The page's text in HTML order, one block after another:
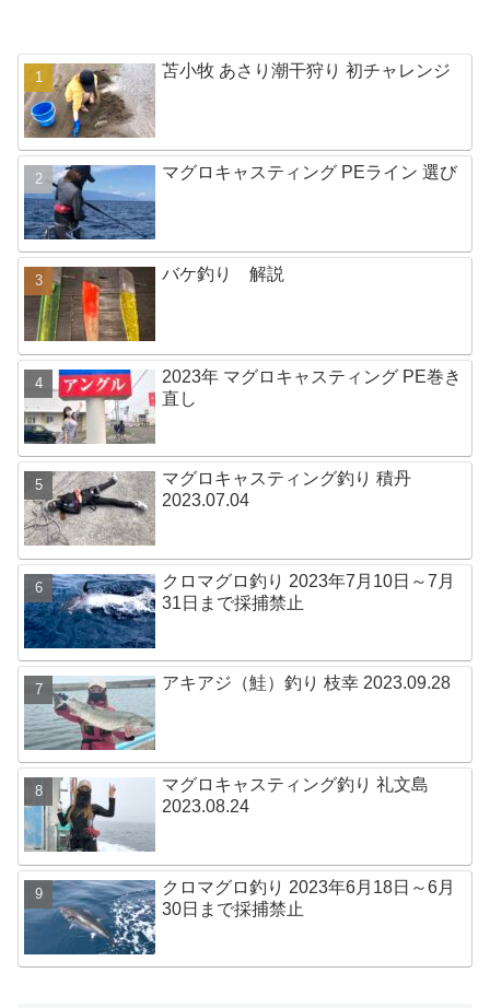
苫小牧 あさり潮干狩り 初チャレンジ
マグロキャスティング PEライン 選び
バケ釣り 解説
2023年 マグロキャスティング PE巻き
直し
マグロキャスティング釣り 積丹
2023.07.04
クロマグロ釣り 2023年7月10日～7月
31日まで採捕禁止
アキアジ（鮭）釣り 枝幸 2023.09.28
マグロキャスティング釣り 礼文島
2023.08.24
クロマグロ釣り 2023年6月18日～6月
30日まで採捕禁止